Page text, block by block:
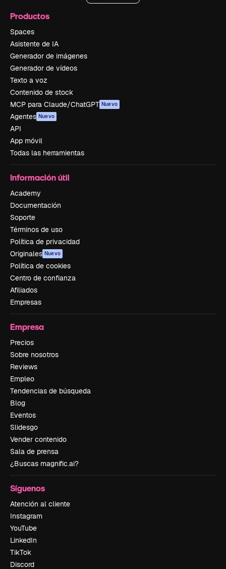
Productos
Spaces
Asistente de IA
Generador de imágenes
Generador de vídeos
Texto a voz
Contenido de stock
MCP para Claude/ChatGPT Nuevo
Agentes Nuevo
API
App móvil
Todas las herramientas
Información útil
Academy
Documentación
Soporte
Términos de uso
Política de privacidad
Originales Nuevo
Política de cookies
Centro de confianza
Afiliados
Empresas
Empresa
Precios
Sobre nosotros
Reviews
Empleo
Tendencias de búsqueda
Blog
Eventos
Slidesgo
Vender contenido
Sala de prensa
¿Buscas magnific.ai?
Síguenos
Atención al cliente
Instagram
YouTube
LinkedIn
TikTok
Discord